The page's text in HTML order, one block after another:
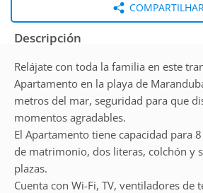
Descripción
Relájate con toda la familia en este
Apartamento en la playa de
metros del mar, seguridad para que
momentos agradables.
El Apartamento tiene capacidad para
de matrimonio, dos literas, colchón y
plazas.
Cuenta con Wi-Fi, TV, ventiladores de